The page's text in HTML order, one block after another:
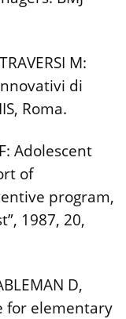
M:
di
Roma.
Adolescent
of
program,
1987, 20,
D,
for elementary